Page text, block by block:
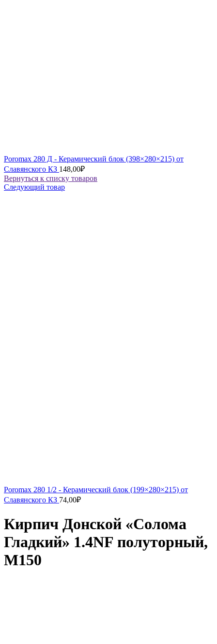
Poromax 280 Д - Керамический блок (398×280×215) от
Славянского КЗ 148,00₽
Вернуться к списку товаров
Следующий товар
Poromax 280 1/2 - Керамический блок (199×280×215) от
Славянского КЗ 74,00₽
Кирпич Донской «Солома
Гладкий» 1.4NF полуторный,
М150